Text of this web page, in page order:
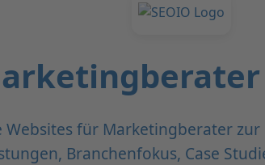
Websites für Marketingberater
Branchenfokus, Case